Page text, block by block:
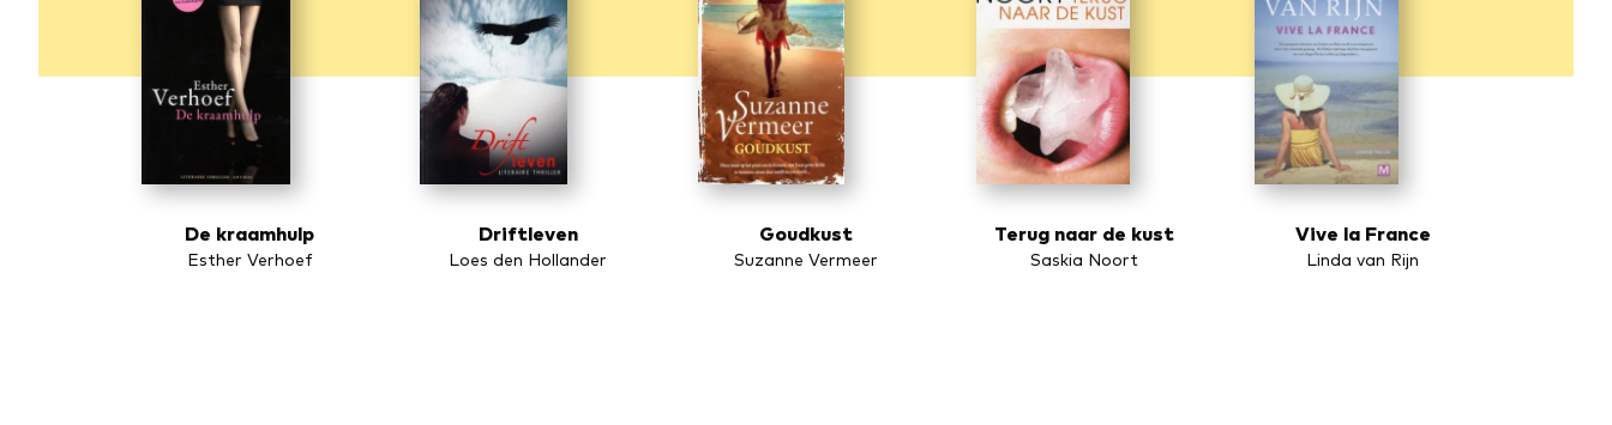
De kraamhulp
Esther Verhoef
Driftleven
Loes den Hollander
Goudkust
Suzanne Vermeer
Terug naar de kust
Saskia Noort
Vive la France
Linda van Rijn